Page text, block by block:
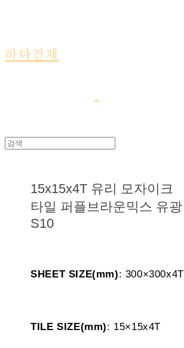
하다건재
15x15x4T 유리 모자이크
타일 퍼플브라운믹스 유광
S10
SHEET SIZE(mm): 300×300x4T
TILE SIZE(mm): 15×15x4T